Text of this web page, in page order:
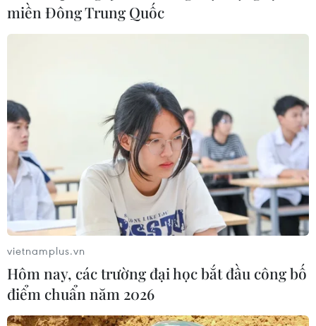
Doanh thu AI của Microsoft phụ
thuộc phần lớn vào đối tác OpenAI
Tây Ninh: Tạo điều kiện hình thành
doanh nghiệp công nghệ chiến lược
06/08/2026 04:45
Việt Nam hướng tới làm
chủ 10 công nghệ lõi vào năm 2030
Ngày An ninh mạng Việt Nam: Kiến
tạo không gian mạng an toàn, nhân
miền Đông Trung Quốc
vietnamplus.vn
Hôm nay, các trường đại học bắt đầu công bố
điểm chuẩn năm 2026